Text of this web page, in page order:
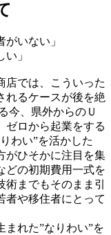
いない」
」
では、こういった
れるケースが後を絶
今、県外からのＵ
ゼロから起業をする
わい”を活かした
がひそかに注目を集
どの初期費用一式を
までもそのまま引
者や移住者にとって
れた”なりわい”を